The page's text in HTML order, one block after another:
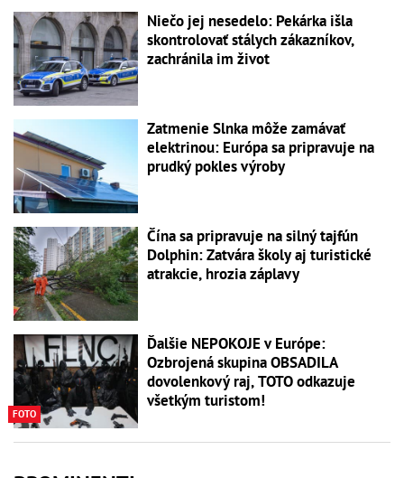
Niečo jej nesedelo: Pekárka išla
skontrolovať stálych zákazníkov,
zachránila im život
Zatmenie Slnka môže zamávať
elektrinou: Európa sa pripravuje na
prudký pokles výroby
Čína sa pripravuje na silný tajfún
Dolphin: Zatvára školy aj turistické
atrakcie, hrozia záplavy
FOTO
Ďalšie NEPOKOJE v Európe:
Ozbrojená skupina OBSADILA
dovolenkový raj, TOTO odkazuje
všetkým turistom!